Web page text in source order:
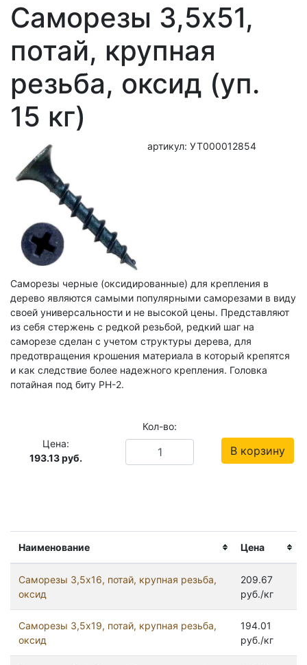
Наименование Цена
Саморезы 3,5x16, потай, крупная резьба,
оксид
209.67
руб./кг
Саморезы 3,5x19, потай, крупная резьба,
оксид
194.01
руб./кг
Саморезы 3,5x51,
потай, крупная
резьба, оксид (уп.
15 кг)
артикул: УТ000012854
Саморезы черные (оксидированные) для крепления в
дерево являются самыми популярными саморезами в виду
своей универсальности и не высокой цены. Представляют
из себя стержень с редкой резьбой, редкий шаг на
саморезе сделан с учетом структуры дерева, для
предотвращения крошения материала в который крепятся
и как следствие более надежного крепления. Головка
потайная под биту PH-2.
Цена:
193.13руб.
Кол-во:
В корзину